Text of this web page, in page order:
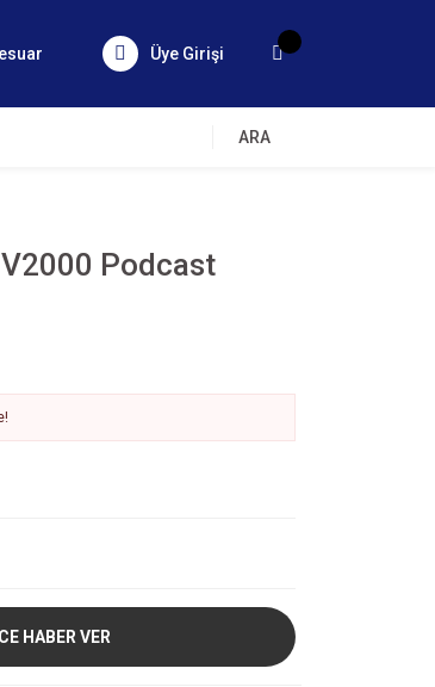
Üye Girişi
ARA
Podcast
HABER VER